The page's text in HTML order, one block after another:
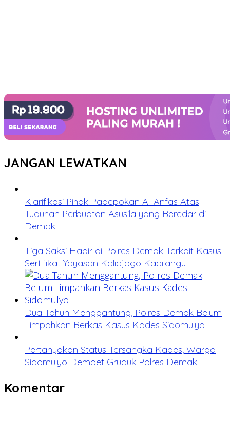
JANGAN LEWATKAN
Klarifikasi Pihak Padepokan Al-Anfas Atas
Tuduhan Perbuatan Asusila yang Beredar di
Demak
Tiga Saksi Hadir di Polres Demak Terkait Kasus
Sertifikat Yayasan Kalidjogo Kadilangu
Dua Tahun Menggantung, Polres Demak Belum
Limpahkan Berkas Kasus Kades Sidomulyo
Pertanyakan Status Tersangka Kades, Warga
Sidomulyo Dempet Gruduk Polres Demak
Komentar